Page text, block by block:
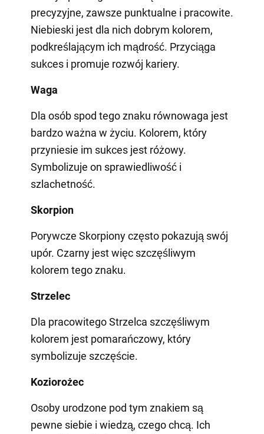
precyzyjne, zawsze punktualne i pracowite.
Niebieski jest dla nich dobrym kolorem,
podkreślającym ich mądrość. Przyciąga
sukces i promuje rozwój kariery.
Waga
Dla osób spod tego znaku równowaga jest
bardzo ważna w życiu. Kolorem, który
przyniesie im sukces jest różowy.
Symbolizuje on sprawiedliwość i
szlachetność.
Skorpion
Porywcze Skorpiony często pokazują swój
upór. Czarny jest więc szczęśliwym
kolorem tego znaku.
Strzelec
Dla pracowitego Strzelca szczęśliwym
kolorem jest pomarańczowy, który
symbolizuje szczęście.
Koziorożec
Osoby urodzone pod tym znakiem są
pewne siebie i wiedzą, czego chcą. Ich